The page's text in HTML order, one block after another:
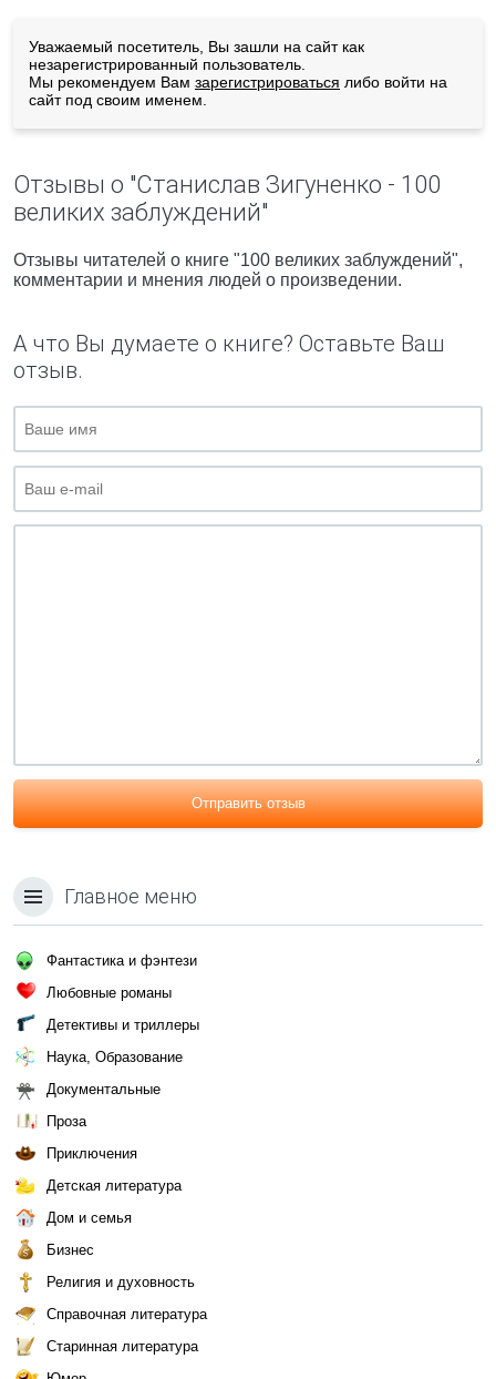
Уважаемый посетитель, Вы зашли на сайт как
незарегистрированный пользователь.
Мы рекомендуем Вам зарегистрироваться либо войти на
сайт под своим именем.
Отзывы о "Станислав Зигуненко - 100
великих заблуждений"
Отзывы читателей о книге "100 великих заблуждений",
комментарии и мнения людей о произведении.
А что Вы думаете о книге? Оставьте Ваш
отзыв.
Отправить отзыв
Главное меню
Фантастика и фэнтези
Любовные романы
Детективы и триллеры
Наука, Образование
Документальные
Проза
Приключения
Детская литература
Дом и семья
Бизнес
Религия и духовность
Справочная литература
Старинная литература